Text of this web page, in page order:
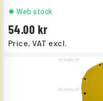
Price, VAT excl.
54.00
Web stock